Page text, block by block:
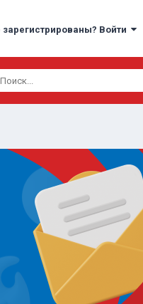
Войти